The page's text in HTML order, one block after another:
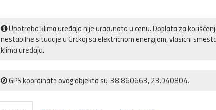
Upotreba klima uređaja nije uracunata u cenu. Doplata za
nestabilne situacije u Grčkoj sa električnom energijom, vlasicni
klima uređaja.
GPS koordinate ovog objekta su: 38.860663, 23.040804.